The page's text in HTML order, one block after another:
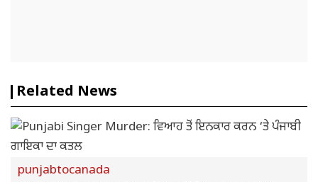
Related News
punjabtocanada